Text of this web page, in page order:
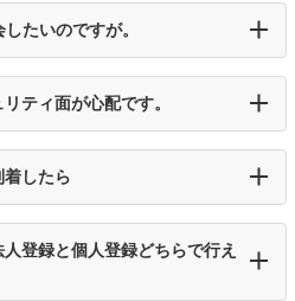
たいのですが。
ティ面が心配です。
したら
登録と個人登録どちらで行え